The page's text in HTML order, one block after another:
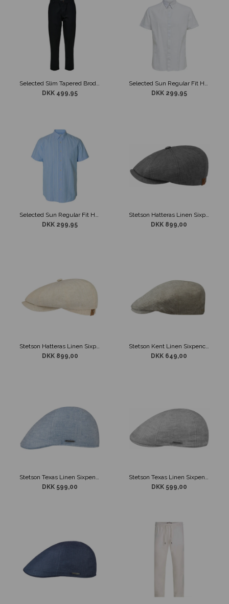
Selected Slim Tapered Brody Hør Bukser Sort
DKK 499,95
Selected Sun Regular Fit Hørskjorte Hvid
DKK 299,95
Selected Sun Regular Fit Hørskjorte Lys Blå Stribet
DKK 299,95
Stetson Hatteras Linen Sixpence Grå
DKK 899,00
DKK 899,00
Stetson Kent Linen Sixpence Sand Herringbone
DKK 649,00
Stetson Texas Linen Sixpence Blå
DKK 599,00
Stetson Texas Linen Sixpence Lysegrå
DKK 599,00